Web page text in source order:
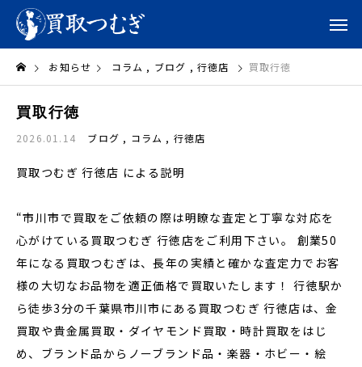
お知らせ コラム ブログ 行徳店 買取行徳
買取行徳
2026.01.14 ブログ コラム 行徳店
買取つむぎ 行徳店 による説明
“市川市で買取をご依頼の際は明瞭な査定と丁寧な対応を
心がけている買取つむぎ 行徳店をご利用下さい。 創業50
年になる買取つむぎは、長年の実績と確かな査定力でお客
様の大切なお品物を適正価格で買取いたします！ 行徳駅か
ら徒歩3分の千葉県市川市にある買取つむぎ 行徳店は、金
買取や貴金属買取・ダイヤモンド買取・時計買取をはじ
め、ブランド品からノーブランド品・楽器・ホビー・絵